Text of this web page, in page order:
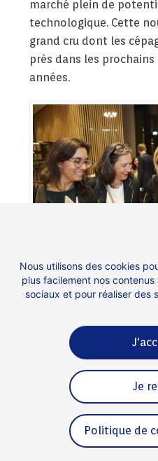
marché plein de
technologique. Cette
grand cru dont les
près dans les
années.
Crédits Photo
Politique de
Nous utilisons des cookies
plus facilement nos
sociaux et pour réaliser des
Je
Politique de